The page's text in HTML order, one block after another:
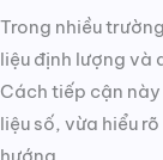
Trong nhiều
liệu định lượng và
Cách tiếp cận
liệu số, vừa hiểu